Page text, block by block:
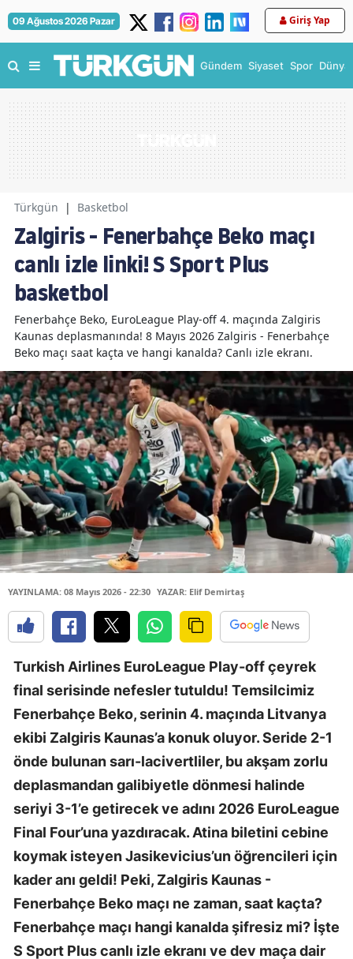
09 Ağustos 2026 Pazar Giriş Yap
Gündem Siyaset Spor Dünya
Türkgün | Basketbol
Zalgiris - Fenerbahçe Beko maçı
canlı izle linki! S Sport Plus
basketbol
Fenerbahçe Beko, EuroLeague Play-off 4. maçında Zalgiris
Kaunas deplasmanında! 8 Mayıs 2026 Zalgiris - Fenerbahçe
Beko maçı saat kaçta ve hangi kanalda? Canlı izle ekranı.
YAYINLAMA: 08 Mayıs 2026 - 22:30 YAZAR: Elif Demirtaş
Turkish Airlines EuroLeague Play-off çeyrek
final serisinde nefesler tutuldu! Temsilcimiz
Fenerbahçe Beko, serinin 4. maçında Litvanya
ekibi Zalgiris Kaunas’a konuk oluyor. Seride 2-1
önde bulunan sarı-lacivertliler, bu akşam zorlu
deplasmandan galibiyetle dönmesi halinde
seriyi 3-1’e getirecek ve adını 2026 EuroLeague
Final Four’una yazdıracak. Atina biletini cebine
koymak isteyen Jasikevicius’un öğrencileri için
kader anı geldi! Peki, Zalgiris Kaunas -
Fenerbahçe Beko maçı ne zaman, saat kaçta?
Fenerbahçe maçı hangi kanalda şifresiz mi? İşte
S Sport Plus canlı izle ekranı ve dev maça dair